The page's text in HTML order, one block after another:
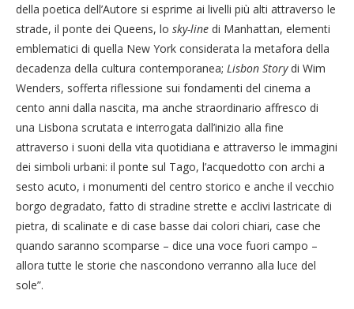
della poetica dell’Autore si esprime ai livelli più alti attraverso le
strade, il ponte dei Queens, lo sky-line di Manhattan, elementi
emblematici di quella New York considerata la metafora della
decadenza della cultura contemporanea; Lisbon Storydi Wim
Wenders, sofferta riflessione sui fondamenti del cinema a
cento anni dalla nascita, ma anche straordinario affresco di
una Lisbona scrutata e interrogata dall’inizio alla fine
attraverso i suoni della vita quotidiana e attraverso le immagini
dei simboli urbani: il ponte sul Tago, l’acquedotto con archi a
sesto acuto, i monumenti del centro storico e anche il vecchio
borgo degradato, fatto di stradine strette e acclivi lastricate di
pietra, di scalinate e di case basse dai colori chiari, case che
quando saranno scomparse – dice una voce fuori campo –
allora tutte le storie che nascondono verranno alla luce del
sole”.